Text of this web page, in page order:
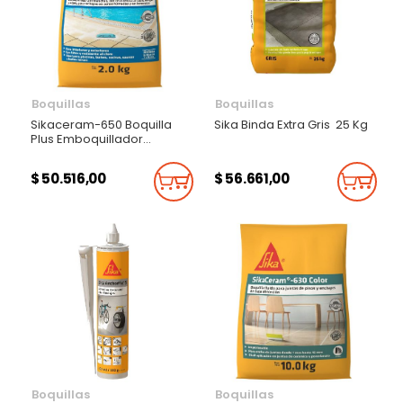
Boquillas
Sikaceram-650 Boquilla
Plus Emboquillador
Enchapes En Zonas
Húmedas Y Piscinas 2Kg
$ 50.516,00 Añadir Al Carrito
Boquillas
Sika Binda Extra Gris 25 Kg
$ 56.661,00
Boquillas Boquillas